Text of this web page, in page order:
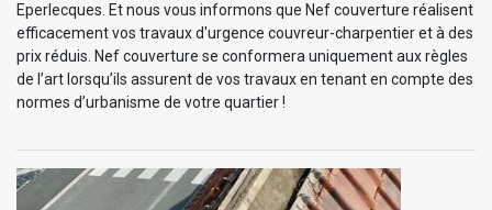
Eperlecques. Et nous vous informons que Nef couverture réalisent
efficacement vos travaux d'urgence couvreur-charpentier et à des
prix réduis. Nef couverture se conformera uniquement aux règles
de l’art lorsqu’ils assurent de vos travaux en tenant en compte des
normes d’urbanisme de votre quartier !